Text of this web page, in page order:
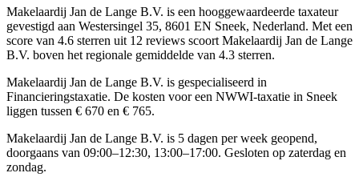
Makelaardij Jan de Lange B.V. is een hooggewaardeerde taxateur
gevestigd aan Westersingel 35, 8601 EN Sneek, Nederland. Met een
score van 4.6 sterren uit 12 reviews scoort Makelaardij Jan de Lange
B.V. boven het regionale gemiddelde van 4.3 sterren.
Makelaardij Jan de Lange B.V. is gespecialiseerd in
Financieringstaxatie. De kosten voor een NWWI-taxatie in Sneek
liggen tussen € 670 en € 765.
Makelaardij Jan de Lange B.V. is 5 dagen per week geopend,
doorgaans van 09:00–12:30, 13:00–17:00. Gesloten op zaterdag en
zondag.